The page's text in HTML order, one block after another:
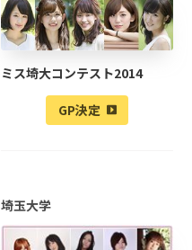
ミス埼大コンテスト2014
GP決定
埼玉大学